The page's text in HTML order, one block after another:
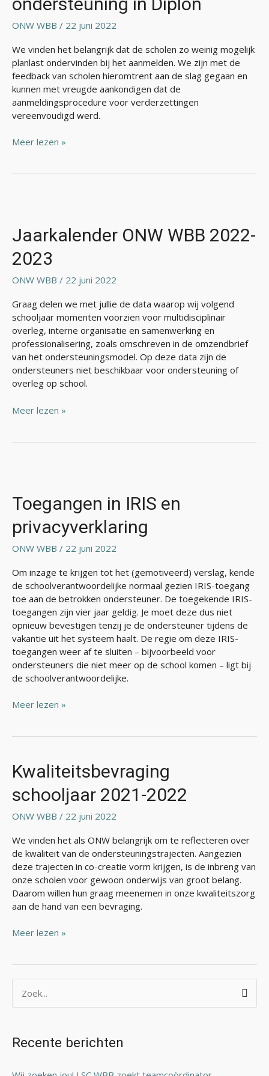
ONW WBB / 22 juni 2022
We vinden het belangrijk dat de scholen zo weinig mogelijk
planlast ondervinden bij het aanmelden. We zijn met de
feedback van scholen hieromtrent aan de slag gegaan en
kunnen met vreugde aankondigen dat de
aanmeldingsprocedure voor verderzettingen
vereenvoudigd werd.
Meer lezen »
Jaarkalender ONW WBB 2022-
2023
ONW WBB / 22 juni 2022
Graag delen we met jullie de data waarop wij volgend
schooljaar momenten voorzien voor multidisciplinair
overleg, interne organisatie en samenwerking en
professionalisering, zoals omschreven in de omzendbrief
van het ondersteuningsmodel. Op deze data zijn de
ondersteuners niet beschikbaar voor ondersteuning of
overleg op school.
WBB
2022-
2023
Meer lezen »
Toegangen in IRIS en
privacyverklaring
ONW WBB / 22 juni 2022
Om inzage te krijgen tot het (gemotiveerd) verslag, kende
de schoolverantwoordelijke normaal gezien IRIS-toegang
toe aan de betrokken ondersteuner. De toegekende IRIS-
toegangen zijn vier jaar geldig. Je moet deze dus niet
opnieuw bevestigen tenzij je de ondersteuner tijdens de
vakantie uit het systeem haalt. De regie om deze IRIS-
toegangen weer af te sluiten – bijvoorbeeld voor
ondersteuners die niet meer op de school komen – ligt bij
de schoolverantwoordelijke.
IRIS
en
privacyverklaring
Meer lezen »
Kwaliteitsbevraging
schooljaar 2021-2022
ONW WBB / 22 juni 2022
We vinden het als ONW belangrijk om te reflecteren over
de kwaliteit van de ondersteuningstrajecten. Aangezien
deze trajecten in co-creatie vorm krijgen, is de inbreng van
onze scholen voor gewoon onderwijs van groot belang.
Daarom willen hun graag meenemen in onze kwaliteitszorg
aan de hand van een bevraging.
Kwaliteitsbevraging
schooljaar
2021-
2022
Meer lezen »
kRecente berichten